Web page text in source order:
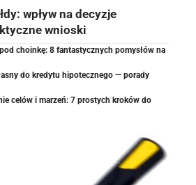
wpływ na decyzje
wnioski
choinkę: 8 fantastycznych pomysłów na
do kredytu hipotecznego — porady
celów i marzeń: 7 prostych kroków do